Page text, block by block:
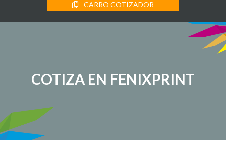
CARRO COTIZADOR
COTIZA EN FENIXPRINT